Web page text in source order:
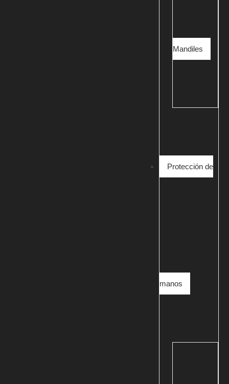
Mandiles
Protección de
manos